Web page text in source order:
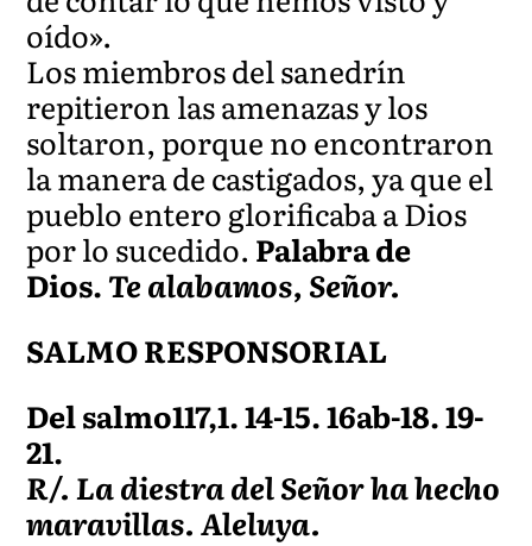
oído».
Los miembros del sanedrín
repitieron las amenazas y los
soltaron, porque no encontraron
la manera de castigados, ya que el
pueblo entero glorificaba a Dios
por lo sucedido. Palabra de
Dios.Te alabamos, Señor.
SALMO RESPONSORIAL
Del salmo117,1. 14-15. 16ab-18. 19-
21.
R/. La diestra del Señor ha hecho
maravillas. Aleluya.